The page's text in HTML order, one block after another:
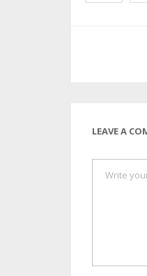
LEAVE A